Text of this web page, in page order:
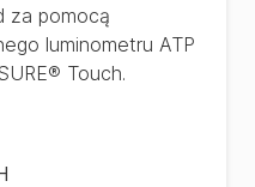
za pomocą
luminometru ATP
Touch.